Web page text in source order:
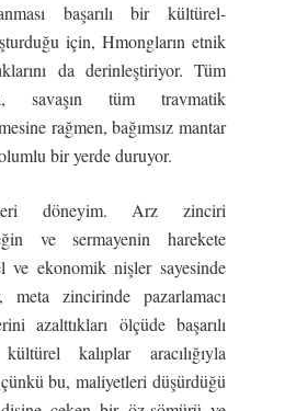
başarılı bir kültürel-
için, Hmongların etnik
da derinleştiriyor. Tüm
savaşın tüm travmatik
rağmen, bağımsız mantar
olumlu bir yerde duruyor.
döneyim. Arz zinciri
ve sermayenin harekete
ve ekonomik nişler sayesinde
meta zincirinde pazarlamacı
azalttıkları ölçüde başarılı
kalıplar aracılığıyla
bu, maliyetleri düşürdüğü